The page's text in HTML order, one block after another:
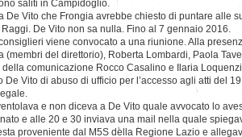
saliti in Campidoglio.
De Vito che Frongia avrebbe chiesto di puntare alle
De Vito non sa nulla. Fino al 7 gennaio 2016.
viene convocato a una riunione. Alla
(membri del direttorio), Roberta Lombardi, Paola
della comunicazione Rocco Casalino e Ilaria
De Vito di abuso di ufficio per l’accesso agli atti del
e non diceva a De Vito quale avvocato lo
e alle 20 e 30 inviava una mail nella quale
proveniente dal M5S della Regione Lazio e